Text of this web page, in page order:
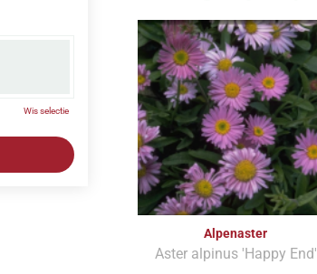
Alpenaster
Aster alpinus 'Happy End'
Wis selectie